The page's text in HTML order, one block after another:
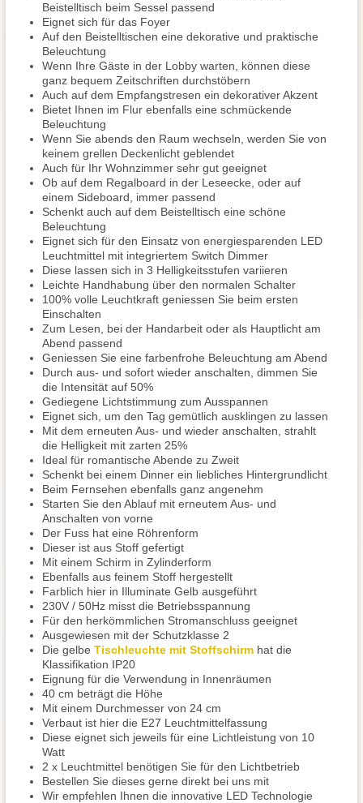
Beistelltisch beim Sessel passend
Eignet sich für das Foyer
Auf den Beistelltischen eine dekorative und praktische
Beleuchtung
Wenn Ihre Gäste in der Lobby warten, können diese
ganz bequem Zeitschriften durchstöbern
Auch auf dem Empfangstresen ein dekorativer Akzent
Bietet Ihnen im Flur ebenfalls eine schmückende
Beleuchtung
Wenn Sie abends den Raum wechseln, werden Sie von
keinem grellen Deckenlicht geblendet
Auch für Ihr Wohnzimmer sehr gut geeignet
Ob auf dem Regalboard in der Leseecke, oder auf
einem Sideboard, immer passend
Schenkt auch auf dem Beistelltisch eine schöne
Beleuchtung
Eignet sich für den Einsatz von energiesparenden LED
Leuchtmittel mit integriertem Switch Dimmer
Diese lassen sich in 3 Helligkeitsstufen variieren
Leichte Handhabung über den normalen Schalter
100% volle Leuchtkraft geniessen Sie beim ersten
Einschalten
Zum Lesen, bei der Handarbeit oder als Hauptlicht am
Abend passend
Geniessen Sie eine farbenfrohe Beleuchtung am Abend
Durch aus- und sofort wieder anschalten, dimmen Sie
die Intensität auf 50%
Gediegene Lichtstimmung zum Ausspannen
Eignet sich, um den Tag gemütlich ausklingen zu lassen
Mit dem erneuten Aus- und wieder anschalten, strahlt
die Helligkeit mit zarten 25%
Ideal für romantische Abende zu Zweit
Schenkt bei einem Dinner ein liebliches Hintergrundlicht
Beim Fernsehen ebenfalls ganz angenehm
Starten Sie den Ablauf mit erneutem Aus- und
Anschalten von vorne
Der Fuss hat eine Röhrenform
Dieser ist aus Stoff gefertigt
Mit einem Schirm in Zylinderform
Ebenfalls aus feinem Stoff hergestellt
Farblich hier in Illuminate Gelb ausgeführt
230V / 50Hz misst die Betriebsspannung
Für den herkömmlichen Stromanschluss geeignet
Ausgewiesen mit der Schutzklasse 2
Die gelbe Tischleuchte mit Stoffschirm hat die
Klassifikation IP20
Eignung für die Verwendung in Innenräumen
40 cm beträgt die Höhe
Mit einem Durchmesser von 24 cm
Verbaut ist hier die E27 Leuchtmittelfassung
Diese eignet sich jeweils für eine Lichtleistung von 10
Watt
2 x Leuchtmittel benötigen Sie für den Lichtbetrieb
Bestellen Sie dieses gerne direkt bei uns mit
Wir empfehlen Ihnen die innovative LED Technologie